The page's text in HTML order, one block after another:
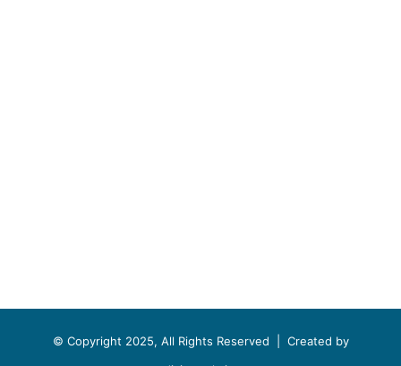
© Copyright 2025, All Rights Reserved | Created by